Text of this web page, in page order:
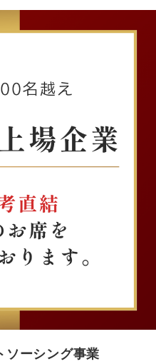
ソーシング事業